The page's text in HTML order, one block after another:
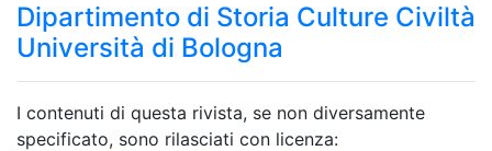
Dipartimento di Storia Culture Civiltà
Università di Bologna
I contenuti di questa rivista, se non diversamente
specificato, sono rilasciati con licenza: